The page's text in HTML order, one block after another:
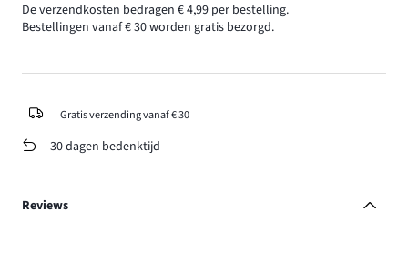
De verzendkosten bedragen € 4,99 per bestelling.
Bestellingen vanaf € 30 worden gratis bezorgd.
Gratis verzending vanaf € 30
30 dagen bedenktijd
Reviews